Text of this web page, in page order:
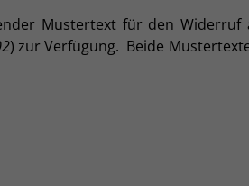
Mustertext für den
) zur Verfügung. Beide